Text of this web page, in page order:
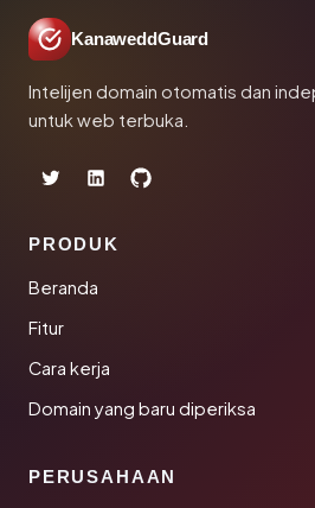
KanaweddGuard
Intelijen domain otomatis dan
untuk web terbuka.
PRODUK
Beranda
Fitur
Cara kerja
Domain yang baru diperiksa
PERUSAHAAN